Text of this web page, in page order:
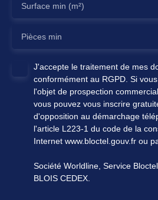
Surface min (m²)
Pièces min
J'accepte le traitement de mes
conformément au RGPD. Si
l'objet de prospection
vous pouvez vous inscrire
d'opposition au démarchage
l'article L223-1 du code de la
Internet www.bloctel.gouv.fr ou
Société Worldline, Service
BLOIS CEDEX.